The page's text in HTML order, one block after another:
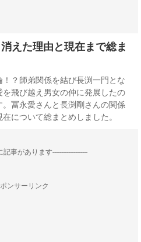
えた理由と現在まで総ま
？師弟関係を結び長渕一門とな
飛び越え男女の仲に発展したの
冨永愛さんと長渕剛さんの関係
について総まとめしました。
記事があります--------------------
ンサーリンク